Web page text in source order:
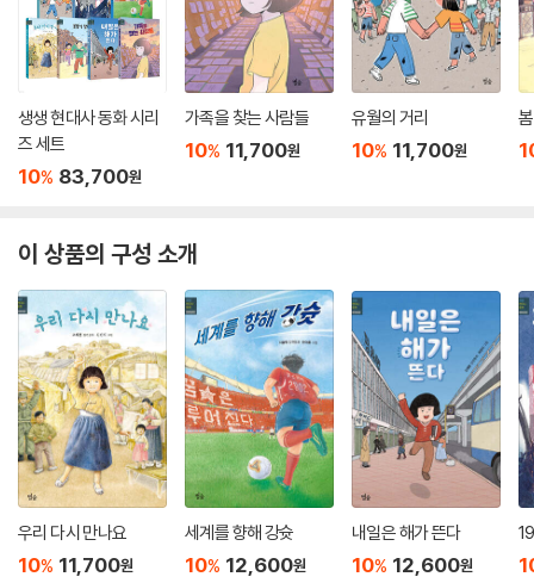
생생 현대사 동화 시리
즈 세트
10% 83,700원
가족을 찾는 사람들
10% 11,700원
유월의 거리
10% 11,700원
이 상품의 구성 소개
우리 다시 만나요
10% 11,700원
세계를 향해 강슛
10% 12,600원
내일은 해가 뜬다
10% 12,600원